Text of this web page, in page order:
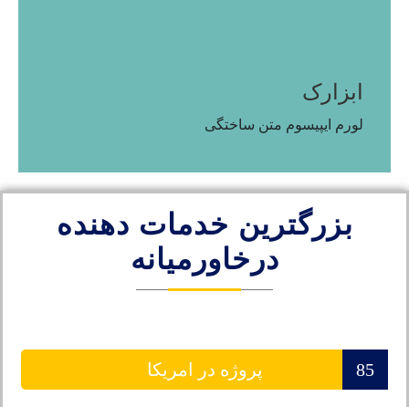
ابزارک
لورم ایپیسوم متن ساختگی
بزرگترین خدمات دهنده
درخاورمیانه
پروژه در امریکا 85